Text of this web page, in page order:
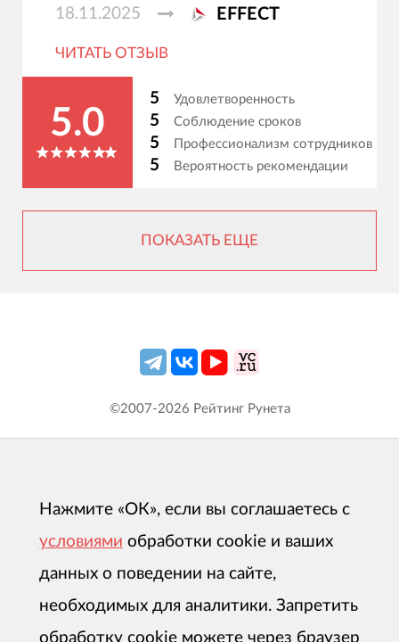
18.11.2025 EFFECT
ЧИТАТЬ ОТЗЫВ
5.0
5 Удовлетворенность
5 Соблюдение сроков
5 Профессионализм сотрудников
5 Вероятность рекомендации
ПОКАЗАТЬ ЕЩЕ
©2007-2026 Рейтинг Рунета
Нажмите «ОК», если вы соглашаетесь с
условиями обработки cookie и ваших
данных о поведении на сайте,
необходимых для аналитики. Запретить
обработку cookie можете через браузер